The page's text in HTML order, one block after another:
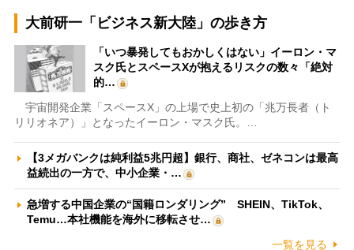
大前研一「ビジネス新大陸」の歩き方
「いつ暴発してもおかしくはない」イーロン・マ
スク氏とスペースXが抱えるリスクの数々「絶対
的…
宇宙開発企業「スペースX」の上場で史上初の「兆万長者（ト
リリオネア）」となったイーロン・マスク氏。…
【3メガバンクは純利益5兆円超】銀行、商社、ゼネコンは最高
益続出の一方で、中小企業・…
急増する中国企業の“国籍ロンダリング” SHEIN、TikTok、
Temu…本社機能を海外に移転させ…
一覧を見る